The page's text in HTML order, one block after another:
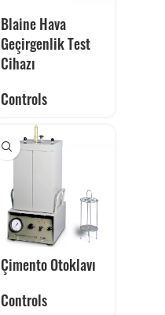
Blaine Hava
Geçirgenlik Test
Cihazı
Controls
Çimento Otoklavı
Controls